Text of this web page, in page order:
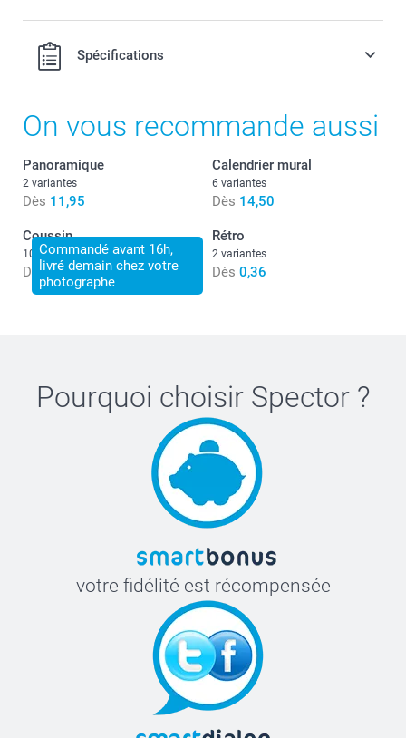
Noir & Blanc
Sepia
Type de papier
Offert
Tous les prix sont TVA incluse
10 - 29
30 - 99
100 - 199
Spécifications
Quel est le format exact de mes tirages photo ?
On vous recommande aussi
Panoramique
2 variantes
Dès 11,95
Calendrier mural
6 variantes
Dès 14,50
Commandé avant 16h,
livré demain chez votre
photographe
Coussin
10+ variantes
Dès 19,50
Rétro
2 variantes
Dès 0,36
Pourquoi choisir Spector?
votre fidélité est récompensée